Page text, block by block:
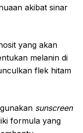
akibat sinar
yang akan
melanin di
flek hitam
sunscreen
formula yang